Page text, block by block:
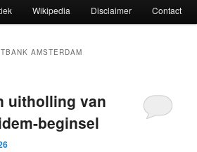
Wikipedia Disclaimer Contact
AMSTERDAM
uitholling van
beginsel